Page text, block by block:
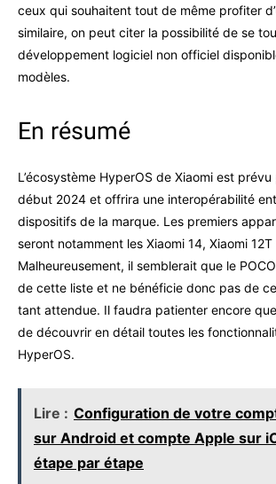
ceux qui souhaitent tout de même profiter
similaire, on peut citer la possibilité de se
développement logiciel non officiel
modèles.
En résumé
L’écosystème HyperOS de Xiaomi est
début 2024 et offrira une interopérabilité
dispositifs de la marque. Les premiers
seront notamment les Xiaomi 14, Xiaomi 12T
Malheureusement, il semblerait que le
de cette liste et ne bénéficie donc pas de
tant attendue. Il faudra patienter encore
de découvrir en détail toutes les
HyperOS.
Lire : Configuration de votre
sur Android et compte Apple sur
étape par étape